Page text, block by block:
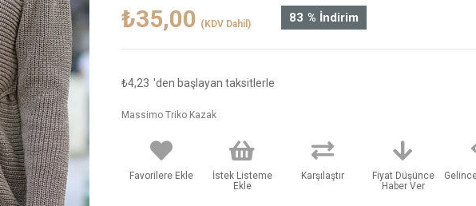
%
83 İndirim
₺35,00 (KDV Dahil)
₺4,23 'den başlayan taksitlerle
Massimo Triko Kazak
Favorilere Ekle
İstek Listeme
Ekle
Karşılaştır
Fiyat Düşünce
Haber Ver